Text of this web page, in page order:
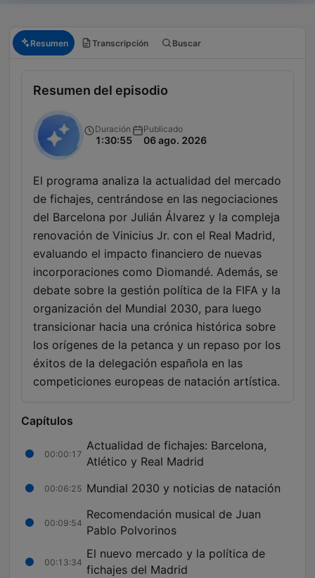
Resumen Transcripción Buscar
Resumen del episodio
Duración
1:30:55
Publicado
06 ago. 2026
El programa analiza la actualidad del mercado
de fichajes, centrándose en las negociaciones
del Barcelona por Julián Álvarez y la compleja
renovación de Vinicius Jr. con el Real Madrid,
evaluando el impacto financiero de nuevas
incorporaciones como Diomandé. Además, se
debate sobre la gestión política de la FIFA y la
organización del Mundial 2030, para luego
transicionar hacia una crónica histórica sobre
los orígenes de la petanca y un repaso por los
éxitos de la delegación española en las
competiciones europeas de natación artística.
Capítulos
00:00:17
Actualidad de fichajes: Barcelona,
Atlético y Real Madrid
00:06:25 Mundial 2030 y noticias de natación
00:09:54
Recomendación musical de Juan
Pablo Polvorinos
00:13:34
El nuevo mercado y la política de
fichajes del Madrid